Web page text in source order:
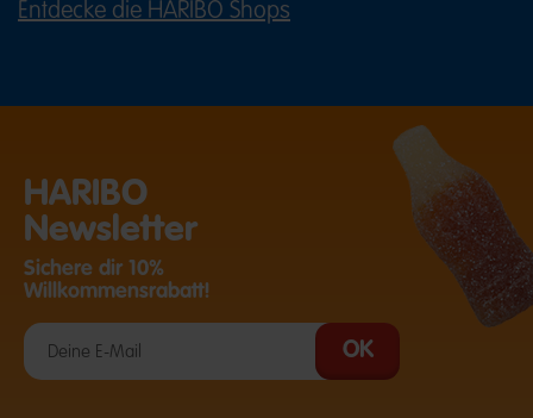
Entdecke die HARIBO Shops
HARIBO
Newsletter
Sichere dir 10%
Willkommensrabatt!